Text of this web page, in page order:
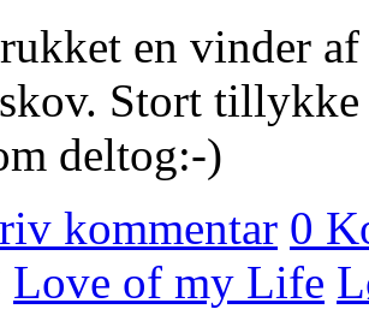
en vinder
Stort
deltog:-)
kommentar 0
Love of my Life